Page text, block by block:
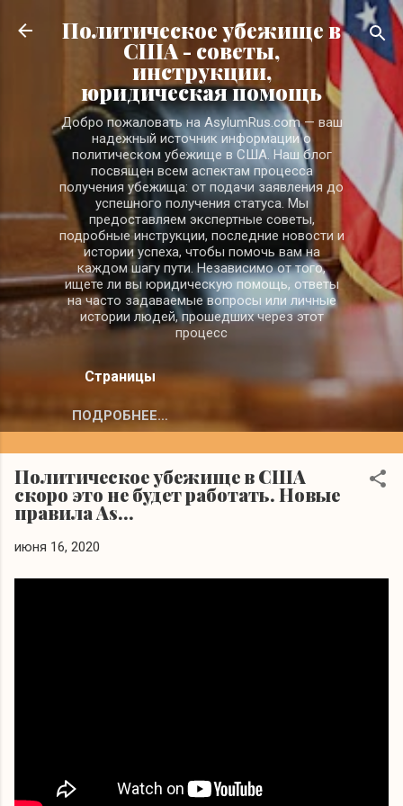
К основному контенту
Политическое убежище в
США - советы,
инструкции,
юридическая помощь
Добро пожаловать на AsylumRus.com — ваш
надежный источник информации о
политическом убежище в США. Наш блог
посвящен всем аспектам процесса
получения убежища: от подачи заявления до
успешного получения статуса. Мы
предоставляем экспертные советы,
подробные инструкции, последние новости и
истории успеха, чтобы помочь вам на
каждом шагу пути. Независимо от того,
ищете ли вы юридическую помощь, ответы
на часто задаваемые вопросы или личные
истории людей, прошедших через этот
процесс
Страницы
ПОДРОБНЕЕ…
Политическое убежище в США
скоро это не будет работать. Новые
правила As...
июня 16, 2020